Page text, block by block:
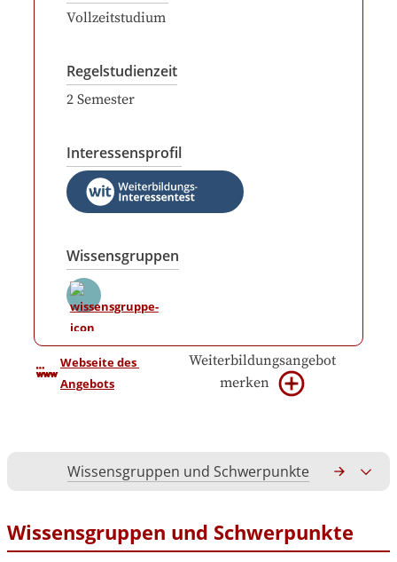
Vollzeitstudium
Regelstudienzeit
2 Semester
Interessensprofil
Wissensgruppen
Webseite des
Angebots
Weiterbildungsangebot
merken
Wissensgruppen und Schwerpunkte
Wissensgruppen und Schwerpunkte